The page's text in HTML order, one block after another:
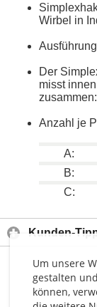
Um unsere
gestalten
können,
Wirbel in
Der
misst
Anzahl je
A:
B:
C:
Kunden-